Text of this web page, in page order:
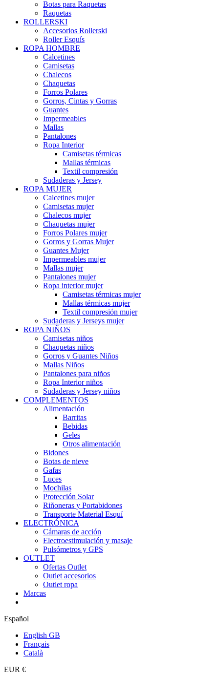
Botas para Raquetas
Raquetas
ROLLERSKI
Accesorios Rollerski
Roller Esquís
ROPA HOMBRE
Calcetines
Camisetas
Chalecos
Chaquetas
Forros Polares
Gorros, Cintas y Gorras
Guantes
Impermeables
Mallas
Pantalones
Ropa Interior
Camisetas térmicas
Mallas térmicas
Textil compresión
Sudaderas y Jersey
ROPA MUJER
Calcetines mujer
Camisetas mujer
Chalecos mujer
Chaquetas mujer
Forros Polares mujer
Gorros y Gorras Mujer
Guantes Mujer
Impermeables mujer
Mallas mujer
Pantalones mujer
Ropa interior mujer
Camisetas térmicas mujer
Mallas térmicas mujer
Textil compresión mujer
Sudaderas y Jerseys mujer
ROPA NIÑOS
Camisetas niños
Chaquetas niños
Gorros y Guantes Niños
Mallas Niños
Pantalones para niños
Ropa Interior niños
Sudaderas y Jersey niños
COMPLEMENTOS
Alimentación
Barritas
Bebidas
Geles
Otros alimentación
Bidones
Botas de nieve
Gafas
Luces
Mochilas
Protección Solar
Riñoneras y Portabidones
Transporte Material Esquí
ELECTRÓNICA
Cámaras de acción
Electroestimulación y masaje
Pulsómetros y GPS
OUTLET
Ofertas Outlet
Outlet accesorios
Outlet ropa
Marcas
Español
English GB
Français
Català
EUR €